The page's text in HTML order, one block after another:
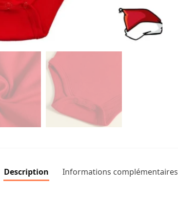
Description Informations complémentaires